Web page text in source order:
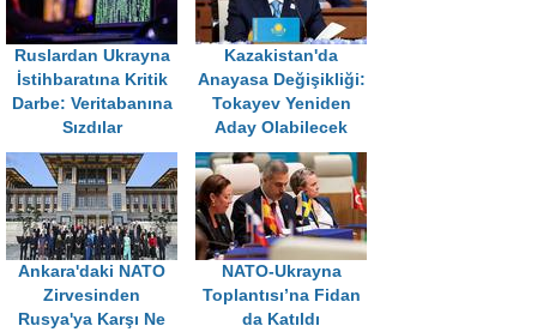
Ruslardan Ukrayna
İstihbaratına Kritik
Darbe: Veritabanına
Sızdılar
Kazakistan'da
Anayasa Değişikliği:
Tokayev Yeniden
Aday Olabilecek
Ankara'daki NATO
Zirvesinden
Rusya'ya Karşı Ne
NATO-Ukrayna
Toplantısı’na Fidan
da Katıldı